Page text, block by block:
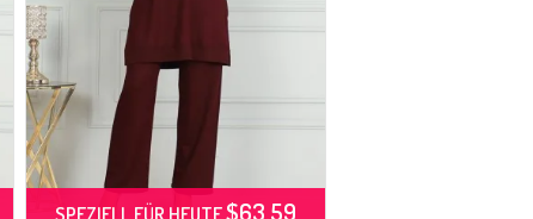
SPEZIELL FÜR HEUTE$63.59